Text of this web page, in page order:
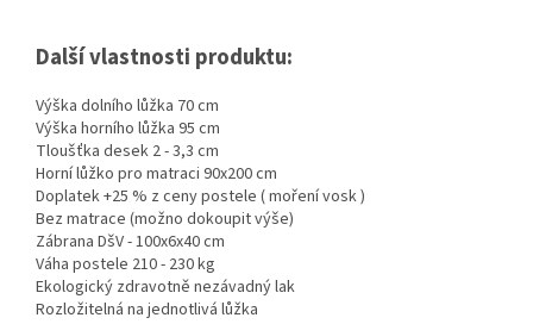
Další vlastnosti produktu:
Výška dolního lůžka 70 cm
Výška horního lůžka 95 cm
Tloušťka desek 2 - 3,3 cm
Horní lůžko pro matraci 90x200 cm
Doplatek +25 % z ceny postele ( moření vosk )
Bez matrace (možno dokoupit výše)
Zábrana DšV - 100x6x40 cm
Váha postele 210 - 230 kg
Ekologický zdravotně nezávadný lak
Rozložitelná na jednotlivá lůžka